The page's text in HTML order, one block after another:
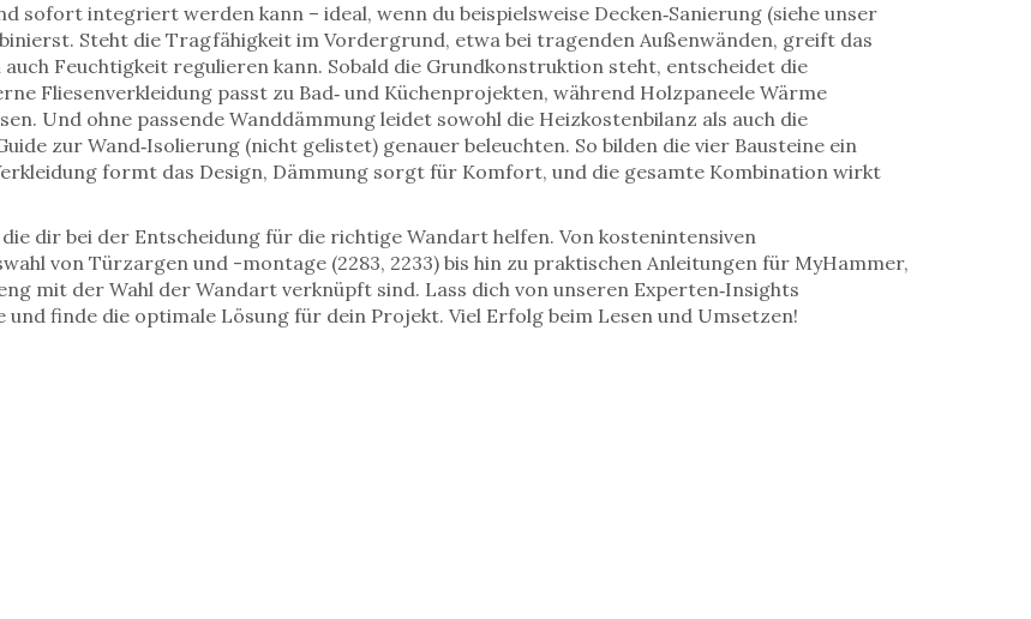
sofort integriert werden kann – ideal, wenn du beispielsweise Decken‑Sanierung (siehe unser
Steht die Tragfähigkeit im Vordergrund, etwa bei tragenden Außenwänden, greift das
Feuchtigkeit regulieren kann. Sobald die Grundkonstruktion steht, entscheidet die
Fliesenverkleidung passt zu Bad‑ und Küchenprojekten, während Holzpaneele Wärme
Und ohne passende Wanddämmung leidet sowohl die Heizkostenbilanz als auch die
zur Wand‑Isolierung (nicht gelistet) genauer beleuchten. So bilden die vier Bausteine ein
formt das Design, Dämmung sorgt für Komfort, und die gesamte Kombination wirkt
dir bei der Entscheidung für die richtige Wandart helfen. Von kostenintensiven
von Türzargen und -montage (2283, 2233) bis hin zu praktischen Anleitungen für MyHammer,
mit der Wahl der Wandart verknüpft sind. Lass dich von unseren Experten‑Insights
finde die optimale Lösung für dein Projekt. Viel Erfolg beim Lesen und Umsetzen!